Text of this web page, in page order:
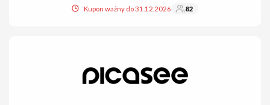
Kupon ważny do 31.12.2026 82